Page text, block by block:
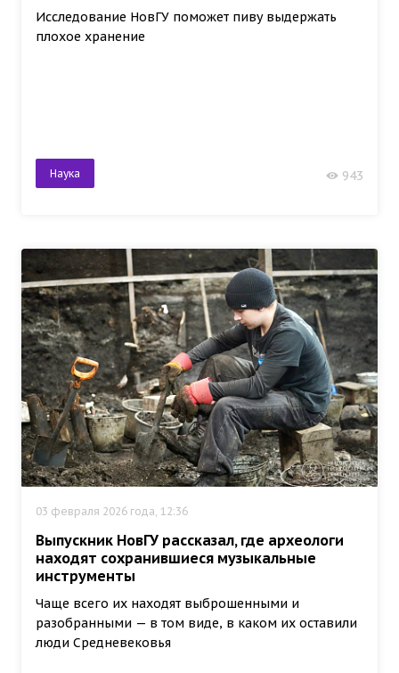
Исследование НовГУ поможет пиву выдержать
плохое хранение
Наука 943
03 февраля 2026 года, 12:36
Выпускник НовГУ рассказал, где археологи
находят сохранившиеся музыкальные
инструменты
Чаще всего их находят выброшенными и
разобранными — в том виде, в каком их оставили
люди Средневековья